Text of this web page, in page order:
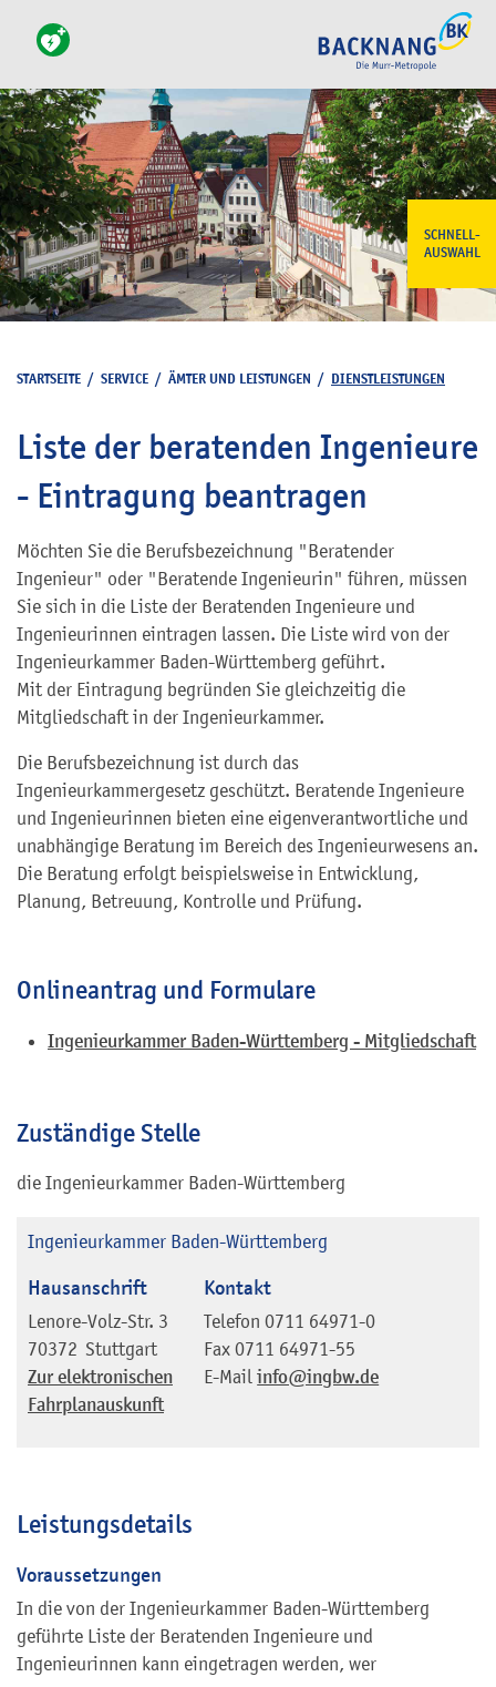
SCHNELL-
AUSWAHL
STARTSEITE / SERVICE / ÄMTER UND LEISTUNGEN / DIENSTLEISTUNGEN
Liste der beratenden Ingenieure
- Eintragung beantragen
Möchten Sie die Berufsbezeichnung "Beratender
Ingenieur" oder "Beratende Ingenieurin" führen, müssen
Sie sich in die Liste der Beratenden Ingenieure und
Ingenieurinnen eintragen lassen. Die Liste wird von der
Ingenieurkammer Baden-Württemberg geführt.
Mit der Eintragung begründen Sie gleichzeitig die
Mitgliedschaft in der Ingenieurkammer.
Die Berufsbezeichnung ist durch das
Ingenieurkammergesetz geschützt. Beratende Ingenieure
und Ingenieurinnen bieten eine eigenverantwortliche und
unabhängige Beratung im Bereich des Ingenieurwesens an.
Die Beratung erfolgt beispielsweise in Entwicklung,
Planung, Betreuung, Kontrolle und Prüfung.
Onlineantrag und Formulare
Ingenieurkammer Baden-Württemberg - Mitgliedschaft
Zuständige Stelle
die Ingenieurkammer Baden-Württemberg
Ingenieurkammer Baden-Württemberg
Hausanschrift
Lenore-Volz-Str. 3
70372 Stuttgart
Zur elektronischen
Fahrplanauskunft
Kontakt
Telefon 0711 64971-0
Fax 0711 64971-55
E-Mail info@ingbw.de
Leistungsdetails
Voraussetzungen
In die von der Ingenieurkammer Baden-Württemberg
geführte Liste der Beratenden Ingenieure und
Ingenieurinnen kann eingetragen werden, wer